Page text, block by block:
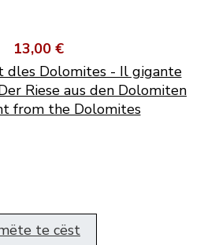
13,00 €
dles Dolomites - Il gigante
Riese aus den Dolomiten
from the Dolomites
te cëst